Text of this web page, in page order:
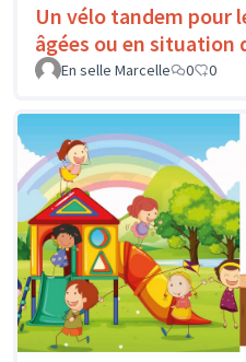
Un vélo tandem pour
âgées ou en situation
En selle Marcelle
0 0